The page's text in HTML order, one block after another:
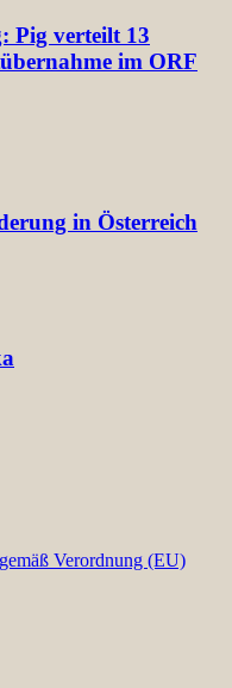
Pig verteilt 13
im ORF
in Österreich
Verordnung (EU)